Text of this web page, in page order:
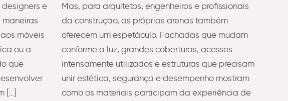
designers e
móveis
ou a
que
[…]
Mas, para arquitetos, engenheiros e profissionais
da construção, as próprias arenas também
oferecem um espetáculo. Fachadas que mudam
conforme a luz, grandes coberturas, acessos
intensamente utilizados e estruturas que precisam
unir estética, segurança e desempenho mostram
como os materiais participam da experiência de